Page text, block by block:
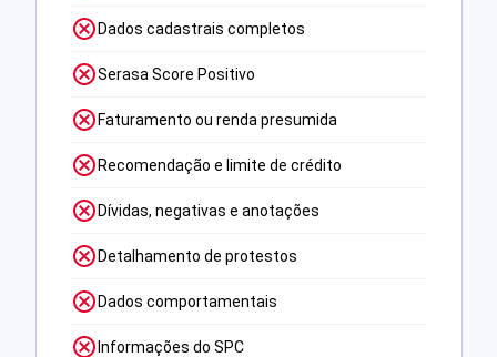
Dados cadastrais completos
Serasa Score Positivo
Faturamento ou renda presumida
Recomendação e limite de crédito
Dívidas, negativas e anotações
Detalhamento de protestos
Dados comportamentais
Informações do SPC